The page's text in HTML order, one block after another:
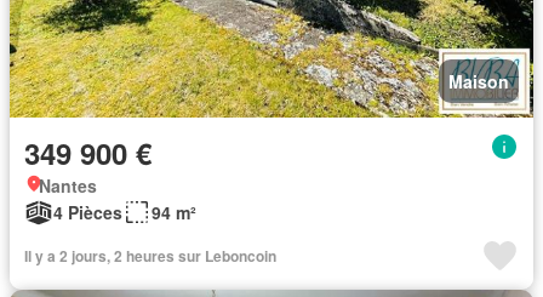
Maison
349 900 €
Nantes
4 Pièces
94 m²
Il y a 2 jours, 2 heures sur Leboncoin